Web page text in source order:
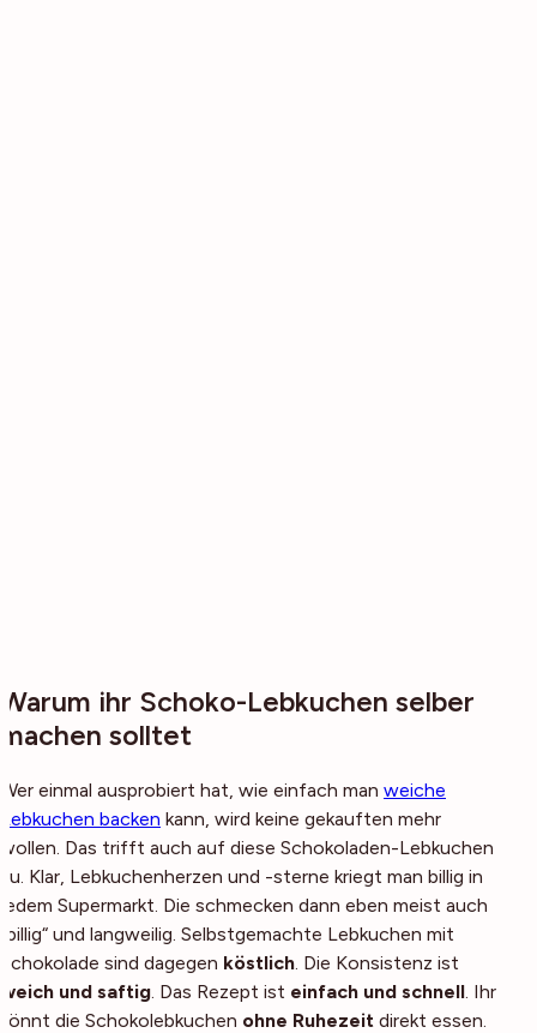
Warum ihr Schoko-Lebkuchen selber
machen solltet
Wer einmal ausprobiert hat, wie einfach man weiche
Lebkuchen backen kann, wird keine gekauften mehr
wollen. Das trifft auch auf diese Schokoladen-Lebkuchen
zu. Klar, Lebkuchenherzen und -sterne kriegt man billig in
jedem Supermarkt. Die schmecken dann eben meist auch
„billig“ und langweilig. Selbstgemachte Lebkuchen mit
Schokolade sind dagegen köstlich. Die Konsistenz ist
weich und saftig. Das Rezept ist einfach und schnell. Ihr
könnt die Schokolebkuchen ohne Ruhezeit direkt essen.